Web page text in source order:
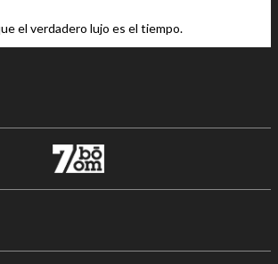
el verdadero lujo es el tiempo.